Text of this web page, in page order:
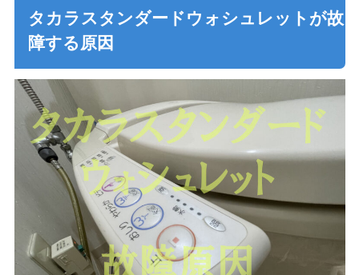
タカラスタンダードウォシュレットが故
障する原因